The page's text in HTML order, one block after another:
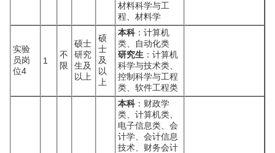
材料科学与工
程、材料学
实验
员岗
位4
1
不
限
硕士
研究
生及
以上
硕
士
及
以
上
本科 ：计算机
类、自动化类
研究生 ：计算机
科学与技术类、
控制科学与工程
类、软件工程类
本科 ：财政学
类、计算机类、
电子信息类、会
计学、会计信息
技术、财务会计